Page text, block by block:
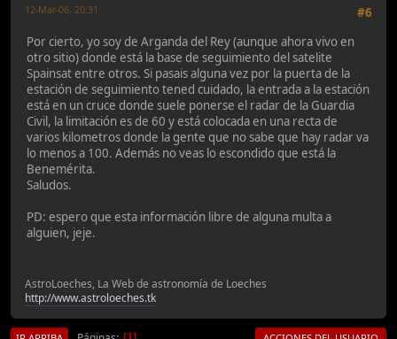
#6
12-Mar-06, 20:31
Por cierto, yo soy de Arganda del Rey (aunque ahora vivo en
otro sitio) donde está la base de seguimiento del satelite
Spainsat entre otros. Si pasais alguna vez por la puerta de la
estación de seguimiento tened cuidado, la entrada a la estación
está en un cruce donde suele ponerse el radar de la Guardia
Civil, la limitación es de 60 y está colocada en una recta de
varios kilometros donde la gente que no sabe que hay radar va
lo menos a 100. Además no veas lo escondido que está la
Benemérita.
Saludos.
PD: espero que esta información libre de alguna multa a
alguien, jeje.
AstroLoeches, La Web de astronomía de Loeches
http://www.astroloeches.tk